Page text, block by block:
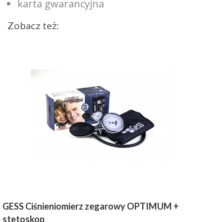
karta gwarancyjna
Zobacz też:
GESS Ciśnieniomierz zegarowy OPTIMUM +
stetoskop